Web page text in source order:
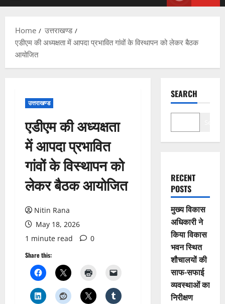
Home
उत्तराखण्ड
एडीएम की अध्यक्षता में आपदा प्रभावित गांवों के विस्थापन को लेकर बैठक
आयोजित
उत्तराखण्ड
एडीएम की अध्यक्षता
में आपदा प्रभावित
गांवों के विस्थापन को
लेकर बैठक आयोजित
Nitin Rana
May 18, 2026
1 minute read
0
Share this:
SEARCH
RECENT
POSTS
मुख्य विकास
अधिकारी ने
किया विकास
भवन स्थित
शौचालयों की
साफ-सफाई
व्यवस्थाओं का
निरीक्षण